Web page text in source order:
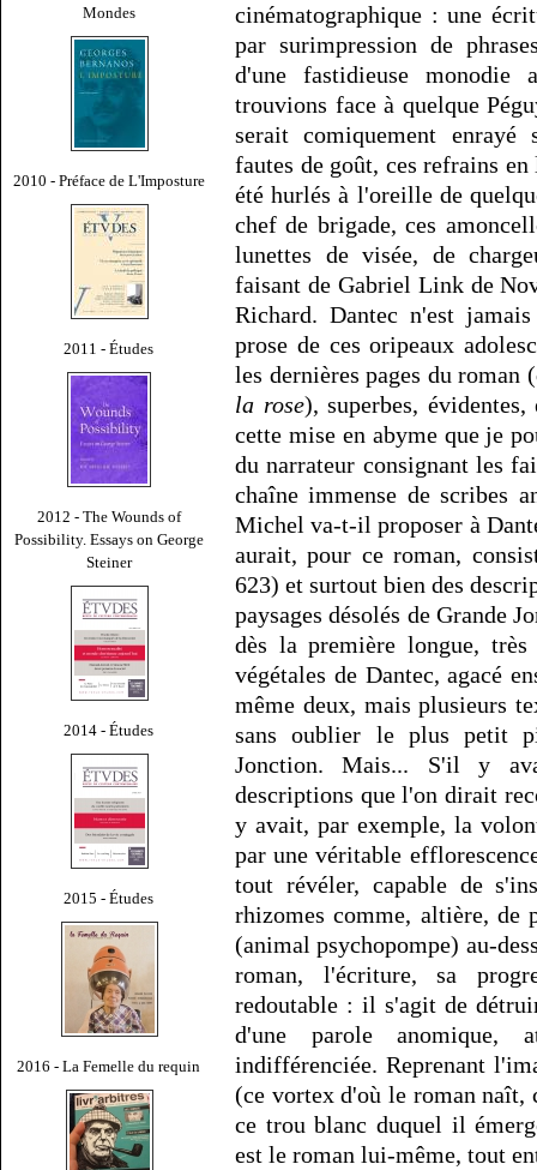
Mondes
2010 - Préface de L'Imposture
2011 - Études
2012 - The Wounds of
Possibility. Essays on George
Steiner
2014 - Études
2015 - Études
2016 - La Femelle du requin
cinématographique : une
par surimpression de
d'une fastidieuse monodie
trouvions face à quelque
serait comiquement enrayé
fautes de goût, ces refrains
été hurlés à l'oreille de
chef de brigade, ces
lunettes de visée, de
faisant de Gabriel Link de
Richard. Dantec n'est
prose de ces oripeaux
les dernières pages du
la rose), superbes,
cette mise en abyme que je
du narrateur consignant les
chaîne immense de scribes
Michel va-t-il proposer à
aurait, pour ce roman,
623) et surtout bien des
paysages désolés de Grande
dès la première longue, très
végétales de Dantec, agacé
même deux, mais plusieurs
sans oublier le plus petit
Jonction. Mais... S'il y
descriptions que l'on dirait
y avait, par exemple, la
par une véritable
tout révéler, capable de
rhizomes comme, altière, de
(animal psychopompe) au-
roman, l'écriture, sa
redoutable : il s'agit de
d'une parole anomique,
indifférenciée. Reprenant
(ce vortex d'où le roman
ce trou blanc duquel il
est le roman lui-même, tout